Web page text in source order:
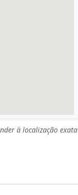
à localização exata